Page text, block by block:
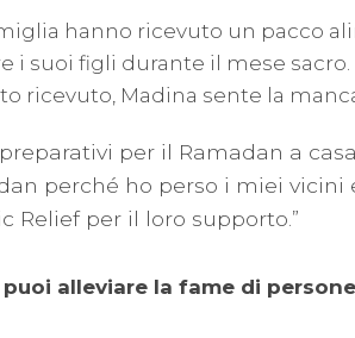
hanno ricevuto un pacco
i suoi figli durante il mese
ricevuto, Madina sente la
per il Ramadan a
perché ho perso i miei vicini
Relief per il loro supporto.”
alleviare la fame di